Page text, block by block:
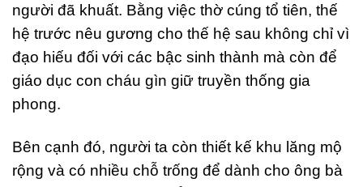
người đã khuất. Bằng việc thờ cúng tổ tiên, thế
hệ trước nêu gương cho thế hệ sau không chỉ vì
đạo hiếu đối với các bậc sinh thành mà còn để
giáo dục con cháu gìn giữ truyền thống gia
phong.
Bên cạnh đó, người ta còn thiết kế khu lăng mộ
rộng và có nhiều chỗ trống để dành cho ông bà